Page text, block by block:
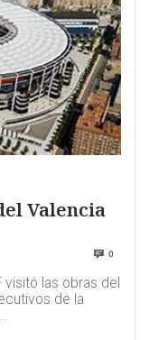
Valencia
0
las obras del
de la